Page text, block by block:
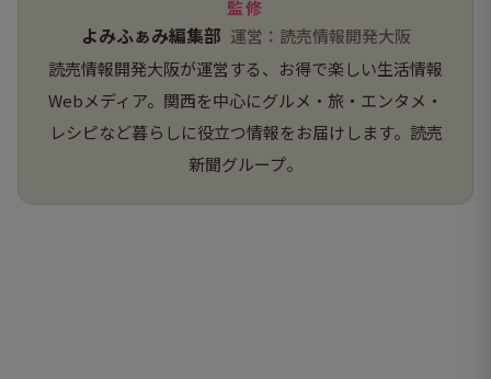
監修
よみふぁみ編集部 運営：読売情報開発大阪
読売情報開発大阪が運営する、お得で楽しい生活情報
Webメディア。関西を中心にグルメ・旅・エンタメ・
レシピなど暮らしに役立つ情報をお届けします。読売
新聞グループ。